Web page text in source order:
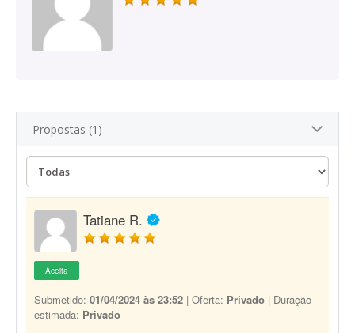
Propostas (1)
Tatiane R.
Aceita
Submetido: 01/04/2024 às 23:52 | Oferta: Privado | Duração
estimada: Privado